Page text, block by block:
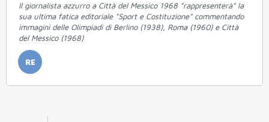
Il giornalista azzurro a Città del Messico 1968 "rappresenterà" la
sua ultima fatica editoriale "Sport e Costituzione" commentando
immagini delle Olimpiadi di Berlino (1938), Roma (1960) e Città
del Messico (1968)
RE